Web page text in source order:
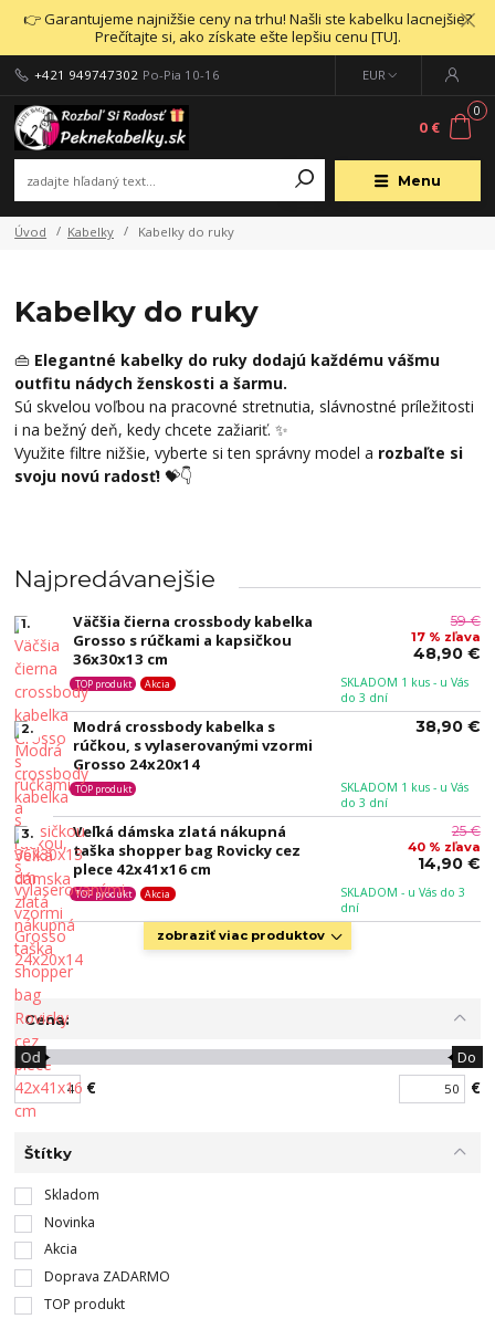
👉 Garantujeme najnižšie ceny na trhu! Našli ste kabelku lacnejšie?
Prečítajte si, ako získate ešte lepšiu cenu [TU].
Menu
EUR
+421 949747302 Po-Pia 10-16
0
0 €
Úvod Kabelky Kabelky do ruky
Kabelky do ruky
👜 Elegantné kabelky do ruky dodajú každému vášmu
outfitu nádych ženskosti a šarmu.
Sú skvelou voľbou na pracovné stretnutia, slávnostné príležitosti
i na bežný deň, kedy chcete zažiariť. ✨
Využite filtre nižšie, vyberte si ten správny model a rozbaľte si
svoju novú radosť! 💝👇
Najpredávanejšie
1.
Väčšia čierna crossbody kabelka
Grosso s rúčkami a kapsičkou
36x30x13 cm
SKLADOM 1 kus - u Vás
do 3 dní
TOP produkt Akcia
59 €
17 % zľava
48,90 €
2.
Modrá crossbody kabelka s
rúčkou, s vylaserovanými vzormi
Grosso 24x20x14
SKLADOM 1 kus - u Vás
do 3 dní
TOP produkt
38,90 €
3.
Veľká dámska zlatá nákupná
taška shopper bag Rovicky cez
plece 42x41x16 cm
SKLADOM - u Vás do 3
dní
TOP produkt Akcia
25 €
40 % zľava
14,90 €
zobraziť viac produktov
Cena:
€
Od Do
€
Štítky
Skladom
Novinka
Akcia
Doprava ZADARMO
TOP produkt